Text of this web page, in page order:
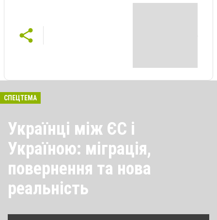
СПЕЦТЕМА
Українці між ЄС і
Україною: міграція,
повернення та нова
реальність